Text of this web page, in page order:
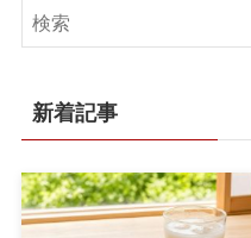
新着記事